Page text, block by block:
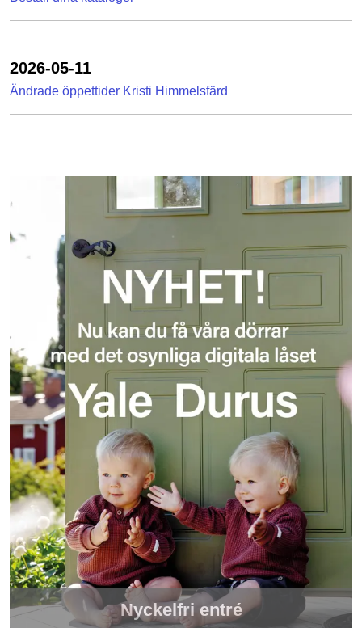
2026-05-11
Ändrade öppettider Kristi Himmelsfärd
Nyckelfri entré